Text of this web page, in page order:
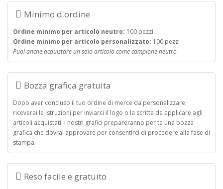
Minimo d'ordine
Ordine minimo per articolo neutro: 100 pezzi
Ordine minimo per articolo personalizzato: 100 pezzi
Puoi anche acquistare un solo articolo come campione neutro
Bozza grafica gratuita
Dopo aver concluso il tuo ordine di merce da personalizzare,
riceverai le istruzioni per inviarci il logo o la scritta da applicare agli
articoli acquistati. I nostri grafici prepareranno per te una bozza
grafica che dovrai approvare per consentirci di procedere alla fase di
stampa.
Reso facile e gratuito